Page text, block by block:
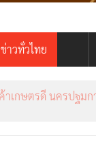
ข่าวทั่วไทย